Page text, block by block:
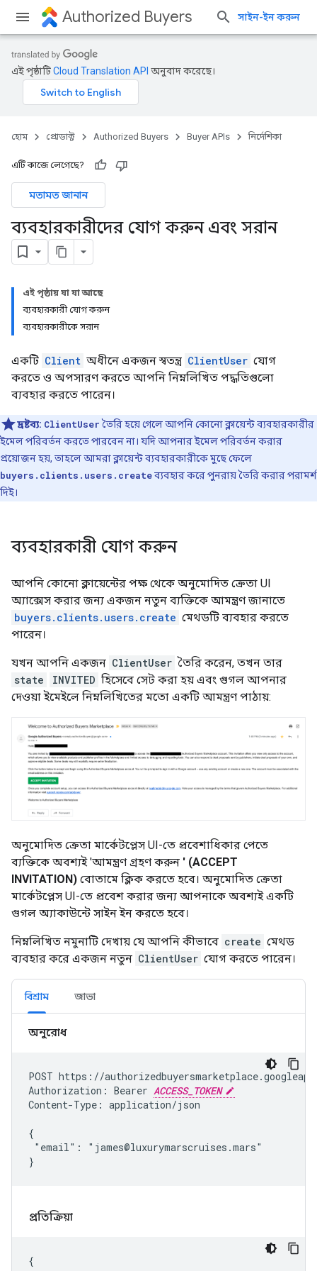
Authorized Buyers সাইন-ইন করুন
এই পৃষ্ঠাটিCloud Translation API অনুবাদ করেছে।
হোম প্রোডাক্ট Authorized Buyers Buyer APIs নির্দেশিকা
এটি কাজে লেগেছে?
মতামত জানান
ব্যবহারকারীদের যোগ করুন এবং সরান
এই পৃষ্ঠায় যা যা আছে
ব্যবহারকারী যোগ করুন
ব্যবহারকারীকে সরান
একটি Client অধীনে একজন স্বতন্ত্র ClientUser যোগ
করতে ও অপসারণ করতে আপনি নিম্নলিখিত পদ্ধতিগুলো
ব্যবহার করতে পারেন।
দ্রষ্টব্য: ClientUser তৈরি হয়ে গেলে আপনি কোনো ক্লায়েন্ট ব্যবহারকারীর
ইমেল পরিবর্তন করতে পারবেন না। যদি আপনার ইমেল পরিবর্তন করার
প্রয়োজন হয়, তাহলে আমরা ক্লায়েন্ট ব্যবহারকারীকে মুছে ফেলে
buyers.clients.users.createব্যবহার করে পুনরায় তৈরি করার পরামর্শ
দিই।
ব্যবহারকারী যোগ করুন
আপনি কোনো ক্লায়েন্টের পক্ষ থেকে অনুমোদিত ক্রেতা UI
অ্যাক্সেস করার জন্য একজন নতুন ব্যক্তিকে আমন্ত্রণ জানাতে
buyers.clients.users.create মেথডটি ব্যবহার করতে
পারেন।
যখন আপনি একজন ClientUser তৈরি করেন, তখন তার
state
INVITED হিসেবে সেট করা হয় এবং গুগল আপনার
দেওয়া ইমেইলে নিম্নলিখিতের মতো একটি আমন্ত্রণ পাঠায়:
অনুমোদিত ক্রেতা মার্কেটপ্লেস UI-তে প্রবেশাধিকার পেতে
ব্যক্তিকে অবশ্যই 'আমন্ত্রণ গ্রহণ করুন ' (ACCEPT
INVITATION) বোতামে ক্লিক করতে হবে। অনুমোদিত ক্রেতা
মার্কেটপ্লেস UI-তে প্রবেশ করার জন্য আপনাকে অবশ্যই একটি
গুগল অ্যাকাউন্টে সাইন ইন করতে হবে।
নিম্নলিখিত নমুনাটি দেখায় যে আপনি কীভাবে create মেথড
ব্যবহার করে একজন নতুন ClientUser যোগ করতে পারেন।
বিশ্রাম জাভা
অনুরোধ
POST https://
Authorization: Bearer ACCESS_TOKEN
Content-Type: application/json
{
"email": "james@luxurymarscruises.mars"
}
প্রতিক্রিয়া
{